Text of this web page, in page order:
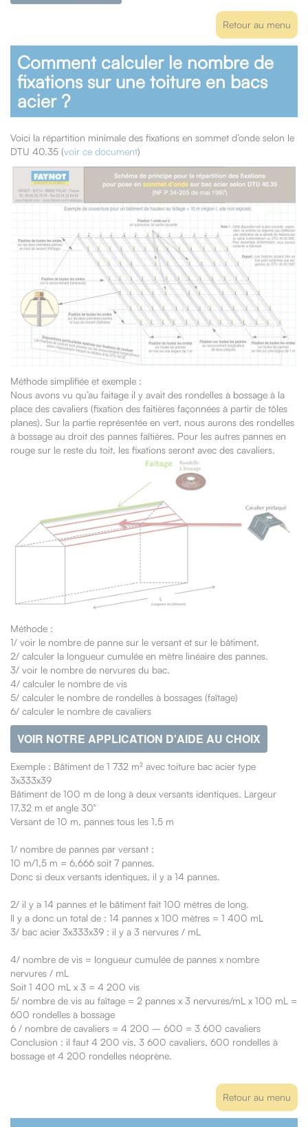
Retour au menu
Comment calculer le nombre de
fixations sur une toiture en bacs
acier ?
Voici la répartition minimale des fixations en sommet d’onde selon le
DTU 40.35 (voir ce document)
Méthode simplifiée et exemple :
Nous avons vu qu’au faitage il y avait des rondelles à bossage à la
place des cavaliers (fixation des faitières façonnées à partir de tôles
planes). Sur la partie représentée en vert, nous aurons des rondelles
à bossage au droit des pannes faîtières. Pour les autres pannes en
rouge sur le reste du toit, les fixations seront avec des cavaliers.
Méthode :
1/ voir le nombre de panne sur le versant et sur le bâtiment.
2/ calculer la longueur cumulée en mètre linéaire des pannes.
3/ voir le nombre de nervures du bac.
4/ calculer le nombre de vis
5/ calculer le nombre de rondelles à bossages (faîtage)
6/ calculer le nombre de cavaliers
VOIR NOTRE APPLICATION D'AIDE AU CHOIX
Exemple : Bâtiment de 1 732 m² avec toiture bac acier type
3x333x39
Bâtiment de 100 m de long à deux versants identiques. Largeur
17,32 m et angle 30°
Versant de 10 m, pannes tous les 1,5 m
1/ nombre de pannes par versant :
10 m/1,5 m = 6,666 soit 7 pannes.
Donc si deux versants identiques, il y a 14 pannes.
2/ il y a 14 pannes et le bâtiment fait 100 mètres de long.
Il y a donc un total de : 14 pannes x 100 mètres = 1 400 mL
3/ bac acier 3x333x39 : il y a 3 nervures / mL
4/ nombre de vis = longueur cumulée de pannes x nombre
nervures / mL
Soit 1 400 mL x 3 = 4 200 vis
5/ nombre de vis au faîtage = 2 pannes x 3 nervures/mL x 100 mL =
600 rondelles à bossage
6 / nombre de cavaliers = 4 200 – 600 = 3 600 cavaliers
Conclusion : il faut 4 200 vis, 3 600 cavaliers, 600 rondelles à
bossage et 4 200 rondelles néoprène.
Retour au menu